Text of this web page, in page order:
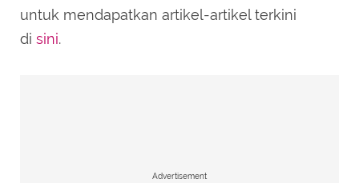
untuk mendapatkan artikel-artikel terkini
di sini.
Advertisement